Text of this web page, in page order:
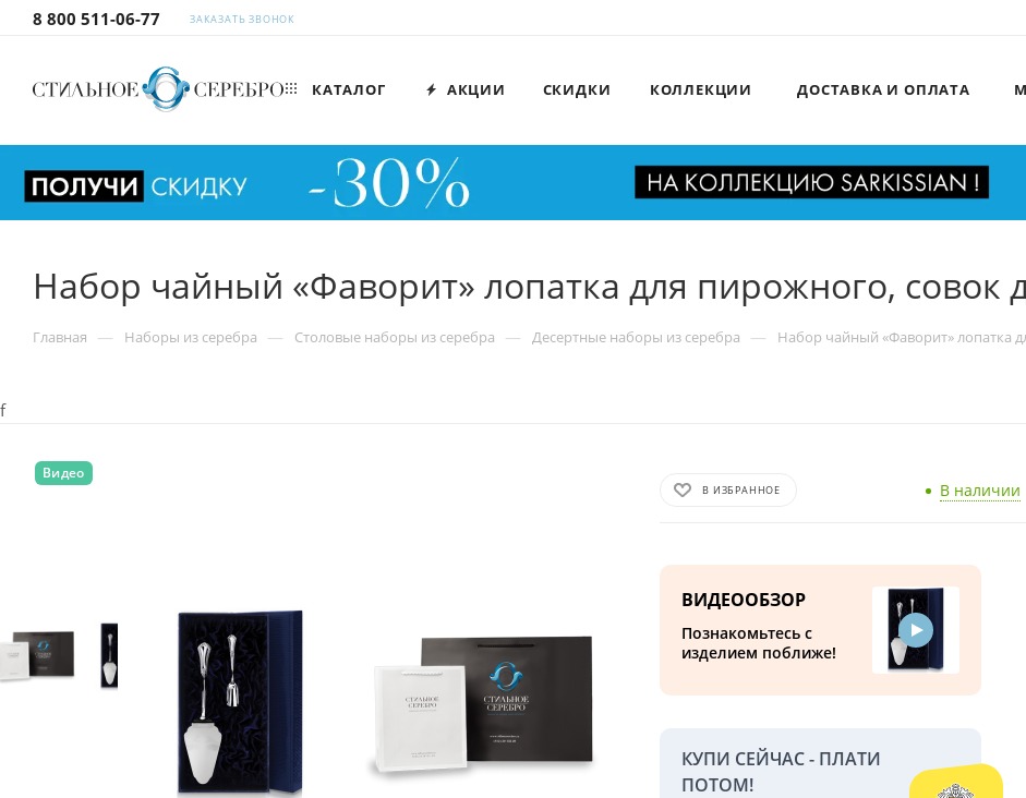
8 800 511-06-77 ЗАКАЗАТЬ ЗВОНОК
КАТАЛОГ АКЦИИ СКИДКИ КОЛЛЕКЦИИ ДОСТАВКА И ОПЛАТА
Набор чайный «Фаворит» лопатка для пирожного, совок
Главная — Наборы из серебра — Столовые наборы из серебра — Десертные наборы из серебра — Набор чайный «Фаворит» лопатка
f
Видео
В ИЗБРАННОЕ В наличии
ВИДЕООБЗОР
Познакомьтесь с
изделием поближе!
КУПИ СЕЙЧАС - ПЛАТИ
ПОТОМ!